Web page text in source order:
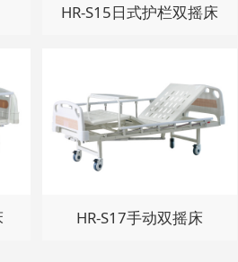
HR-S15日式护栏双摇床
HR-S17手动双摇床